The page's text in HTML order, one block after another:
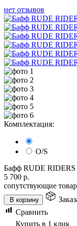
нет отзывов
Комплектация:
O/S
Бафф RUDE
5 700 р.
сопутствующие
В корзину
Сравнить
Купить в 1 клик